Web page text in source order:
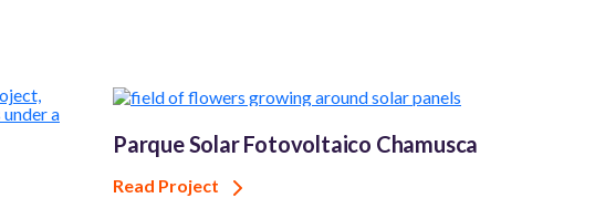
Parque Solar Fotovoltaico Chamusca
Read Project